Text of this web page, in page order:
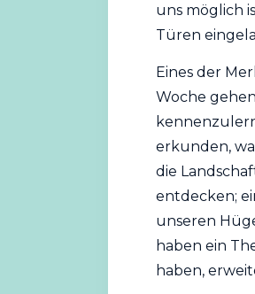
uns möglich
Türen
Eines der
Woche
erkunden,
die
entdecken;
unseren
haben ein
haben,